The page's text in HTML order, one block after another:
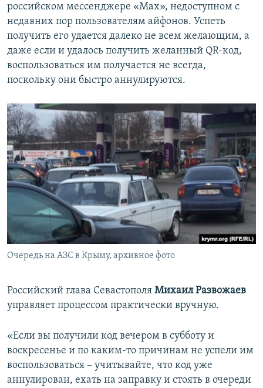
российском мессенджере «Max», недоступном с
недавних пор пользователям айфонов. Успеть
получить его удается далеко не всем желающим, а
даже если и удалось получить желанный QR-код,
воспользоваться им получается не всегда,
поскольку они быстро аннулируются.
Очередь на АЗС в Крыму, архивное фото
Российский глава Севастополя Михаил Развожаев
управляет процессом практически вручную.
«Если вы получили код вечером в субботу и
воскресенье и по каким-то причинам не успели им
воспользоваться – учитывайте, что код уже
аннулирован, ехать на заправку и стоять в очереди